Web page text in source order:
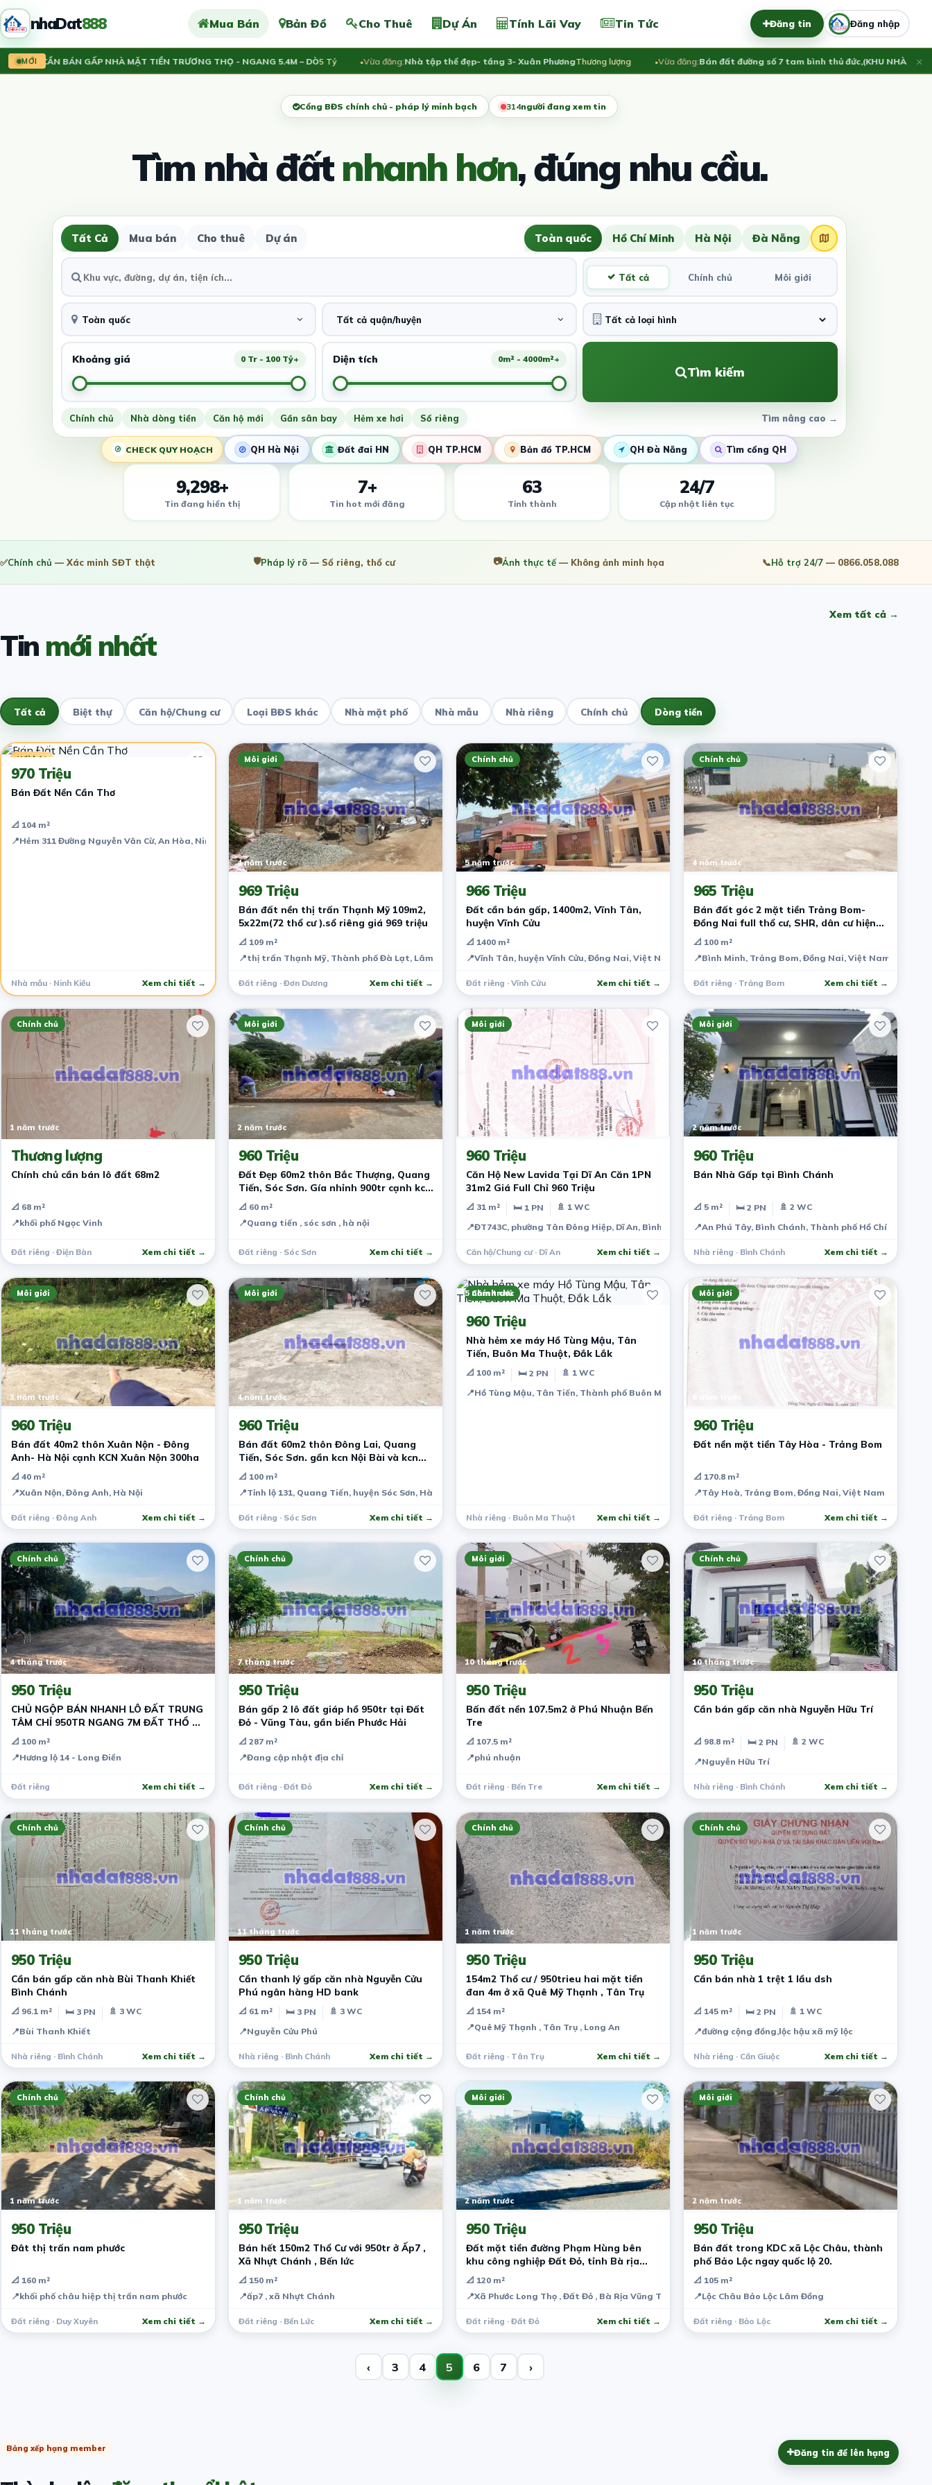
nhaDat888 Mua Bán Bản Đồ Cho Thuê Dự Án Tính Lãi Vay Tin Tức Đăng tin Đăng nhập
MỚI
CẦN BÁN GẤP NHÀ MẶT TIỀN TRƯƠNG THỌ - NGANG 5.4M – DÒ5 Tỷ Vừa đăng:Nhà tập thể đẹp- tầng 3- Xuân PhươngThương lượng Vừa đăng:Bán đất đường số 7 tam bình thủ đức,(KHU NHÀ Ở VẠN ×
Cổng BĐS chính chủ - pháp lý minh bạch 314người đang xem tin
Tìm nhà đấtnhanh hơn, đúng nhu cầu.
Tất Cả Mua bán Cho thuê Dự án Toàn quốc Hồ Chí Minh Hà Nội Đà Nẵng
Tất cả Chính chủ Môi giới
Toàn quốc Tất cả quận/huyện
Khoảng giá 0 Tr - 100 Tỷ+ Diện tích 0m² - 4000m²+
Tìm kiếm
Chính chủ Nhà dòng tiền Căn hộ mới Gần sân bay Hẻm xe hơi Sổ riêng Tìm nâng cao →
CHECK QUY HOẠCH QH Hà Nội Đất đai HN QH TP.HCM Bản đồ TP.HCM QH Đà Nẵng Tìm cổng QH
9,298+
Tin đang hiển thị
7+
Tin hot mới đăng
63
Tỉnh thành
24/7
Cập nhật liên tục
✅Chính chủ — Xác minh SĐT thật 🛡️Pháp lý rõ — Sổ riêng, thổ cư 📷Ảnh thực tế— Không ảnh minh họa 📞Hỗ trợ 24/7 — 0866.058.088
Tinmới nhất
Xem tất cả →
Tất cả Biệt thự Căn hộ/Chung cư Loại BĐS khác Nhà mặt phố Nhà mẫu Nhà riêng Chính chủ Dòng tiền
Nổi bật
7 năm trước
970 Triệu
Bán Đất Nền Cần Thơ
📐 104 m²
📍Hẻm 311 Đường Nguyễn Văn Cừ, An Hòa, Ninh Kiều, Cần Thơ, Việt Nam
Nhà mẫu · Ninh Kiều Xem chi tiết →
Môi giới
4 năm trước
969 Triệu
Bán đất nền thị trấn Thạnh Mỹ 109m2,
5x22m(72 thổ cư ).sổ riêng giá 969 triệu
📐 109 m²
📍thị trấn Thạnh Mỹ, Thành phố Đà Lạt, Lâm Đồng, Việt Nam
Đất riêng · Đơn Dương Xem chi tiết →
Chính chủ
5 năm trước
966 Triệu
Đất cần bán gấp, 1400m2, Vĩnh Tân,
huyện Vĩnh Cửu
📐 1400 m²
📍Vĩnh Tân, huyện Vĩnh Cửu, Đồng Nai, Việt Nam
Đất riêng · Vĩnh Cửu Xem chi tiết →
Chính chủ
4 năm trước
965 Triệu
Bán đất góc 2 mặt tiền Trảng Bom-
Đồng Nai full thổ cư, SHR, dân cư hiện
hữu
📐 100 m²
📍Bình Minh, Trảng Bom, Đồng Nai, Việt Nam
Đất riêng · Trảng Bom Xem chi tiết →
Chính chủ
1 năm trước
Thương lượng
Chính chủ cần bán lô đất 68m2
📐 68 m²
📍khối phố Ngọc Vinh
Đất riêng · Điện Bàn Xem chi tiết →
Môi giới
2 năm trước
960 Triệu
Đất Đẹp 60m2 thôn Bắc Thượng, Quang
Tiến, Sóc Sơn. Gía nhỉnh 900tr cạnh kcn
Nôi Bài và CN3.
📐 60 m²
📍Quang tiến , sóc sơn , hà nội
Đất riêng · Sóc Sơn Xem chi tiết →
Môi giới
2 năm trước
960 Triệu
Căn Hộ New Lavida Tại Dĩ An Căn 1PN
31m2 Giá Full Chỉ 960 Triệu
📐 31 m² 🛏 1 PN
🚿 1 WC
📍ĐT743C, phường Tân Đông Hiệp, Dĩ An, Bình Dương, Việt Nam
Căn hộ/Chung cư · Dĩ An Xem chi tiết →
Môi giới
2 năm trước
960 Triệu
Bán Nhà Gấp tại Bình Chánh
📐 5 m² 🛏 2 PN
🚿 2 WC
📍An Phú Tây, Bình Chánh, Thành phố Hồ Chí Minh,
Nhà riêng · Bình Chánh Xem chi tiết →
Môi giới
3 năm trước
960 Triệu
Bán đất 40m2 thôn Xuân Nộn - Đông
Anh- Hà Nội cạnh KCN Xuân Nộn 300ha
📐 40 m²
📍Xuân Nộn, Đông Anh, Hà Nội
Đất riêng · Đông Anh Xem chi tiết →
Môi giới
4 năm trước
960 Triệu
Bán đất 60m2 thôn Đông Lai, Quang
Tiến, Sóc Sơn. gần kcn Nội Bài và kcn
CN3.
📐 100 m²
📍Tỉnh lộ 131, Quang Tiến, huyện Sóc Sơn, Hà Nội, Việt Nam
Đất riêng · Sóc Sơn Xem chi tiết →
Chính chủ
5 năm trước
960 Triệu
Nhà hẻm xe máy Hồ Tùng Mậu, Tân
Tiến, Buôn Ma Thuột, Đắk Lắk
📐 100 m² 🛏 2 PN
🚿 1 WC
📍Hồ Tùng Mậu, Tân Tiến, Thành phố Buôn Ma Thuột, Đắk Lắk, Việt Nam
Nhà riêng · Buôn Ma Thuột Xem chi tiết →
Môi giới
960 Triệu
Đất nền mặt tiền Tây Hòa - Trảng Bom
📐 170.8 m²
📍Tây Hoà, Trảng Bom, Đồng Nai, Việt Nam
Đất riêng · Trảng Bom Xem chi tiết →
Chính chủ
4 tháng trước
950 Triệu
CHỦ NGỘP BÁN NHANH LÔ ĐẤT TRUNG
TÂM CHỈ 950TR NGANG 7M ĐẤT THỔ CƯ
NGAY HƯƠNG LỘ 14
📐 100 m²
📍Hương lộ 14 - Long Điền
Đất riêng Xem chi tiết →
Chính chủ
7 tháng trước
950 Triệu
Bán gấp 2 lô đất giáp hồ 950tr tại Đất
Đỏ - Vũng Tàu, gần biển Phước Hải
📐 287 m²
📍Đang cập nhật địa chỉ
Đất riêng · Đất Đỏ Xem chi tiết →
Môi giới
10 tháng trước
950 Triệu
Bấn đất nền 107.5m2 ở Phú Nhuận Bến
Tre
📐 107.5 m²
📍phú nhuận
Đất riêng · Bến Tre Xem chi tiết →
Chính chủ
10 tháng trước
950 Triệu
Cần bán gấp căn nhà Nguyễn Hữu Trí
📐 98.8 m² 🛏 2 PN
🚿 2 WC
📍Nguyễn Hữu Trí
Nhà riêng · Bình Chánh Xem chi tiết →
Chính chủ
11 tháng trước
950 Triệu
Cần bán gấp căn nhà Bùi Thanh Khiết
Bình Chánh
📐 96.1 m² 🛏 3 PN
🚿 3 WC
📍Bùi Thanh Khiết
Nhà riêng · Bình Chánh Xem chi tiết →
Chính chủ
11 tháng trước
950 Triệu
Cần thanh lý gấp căn nhà Nguyễn Cửu
Phú ngân hàng HD bank
📐 61 m² 🛏 3 PN
🚿 3 WC
📍Nguyễn Cửu Phú
Nhà riêng · Bình Chánh Xem chi tiết →
Chính chủ
1 năm trước
950 Triệu
154m2 Thổ cư / 950trieu hai mặt tiền
đan 4m ở xã Quê Mỹ Thạnh , Tân Trụ
📐 154 m²
📍Quê Mỹ Thạnh , Tân Trụ , Long An
Đất riêng · Tân Trụ Xem chi tiết →
Chính chủ
1 năm trước
950 Triệu
Cần bán nhà 1 trệt 1 lầu dsh
📐 145 m² 🛏 2 PN
🚿 1 WC
📍đường cộng đồng,lộc hậu xã mỹ lộc
Nhà riêng · Cần Giuộc Xem chi tiết →
Chính chủ
1 năm trước
950 Triệu
Đât thị trấn nam phước
📐 160 m²
📍khối phố châu hiệp thị trấn nam phước
Đất riêng · Duy Xuyên Xem chi tiết →
Chính chủ
1 năm trước
950 Triệu
Bán hết 150m2 Thổ Cư với 950tr ở Ấp7 ,
Xã Nhựt Chánh , Bến lức
📐 150 m²
📍ấp7 , xã Nhựt Chánh
Đất riêng · Bến Lức Xem chi tiết →
Môi giới
2 năm trước
950 Triệu
Đất mặt tiền đường Phạm Hùng bên
khu công nghiệp Đất Đỏ, tỉnh Bà rịa
Vũng tàu.
📐 120 m²
📍Xã Phước Long Thọ , Đất Đỏ , Bà Rịa Vũng Tàu
Đất riêng · Đất Đỏ Xem chi tiết →
Môi giới
2 năm trước
950 Triệu
Bán đất trong KDC xã Lộc Châu, thành
phố Bảo Lộc ngay quốc lộ 20.
📐 105 m²
📍Lộc Châu Bảo Lộc Lâm Đồng
Đất riêng · Bảo Lộc Xem chi tiết →
‹ 3 4 5 6 7 ›
Bảng xếp hạng member Đăng tin để lên hạng